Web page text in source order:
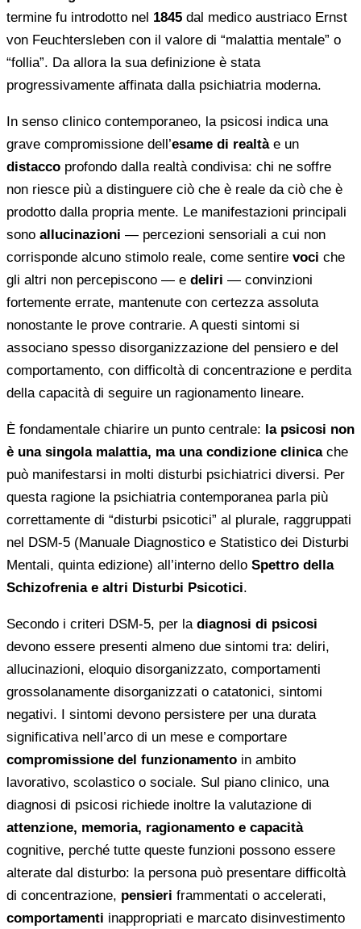
termine fu introdotto nel 1845 dal medico austriaco Ernst
von Feuchtersleben con il valore di “malattia mentale” o
“follia”. Da allora la sua definizione è stata
progressivamente affinata dalla psichiatria moderna.
In senso clinico contemporaneo, la psicosi indica una
grave compromissione dell’esame di realtàe un
distacco profondo dalla realtà condivisa: chi ne soffre
non riesce più a distinguere ciò che è reale da ciò che è
prodotto dalla propria mente. Le manifestazioni principali
sono allucinazioni — percezioni sensoriali a cui non
corrisponde alcuno stimolo reale, come sentire voci che
gli altri non percepiscono — e deliri — convinzioni
fortemente errate, mantenute con certezza assoluta
nonostante le prove contrarie. A questi sintomi si
associano spesso disorganizzazione del pensiero e del
comportamento, con difficoltà di concentrazione e perdita
della capacità di seguire un ragionamento lineare.
È fondamentale chiarire un punto centrale: la psicosi non
è una singola malattia, ma una condizione clinicache
può manifestarsi in molti disturbi psichiatrici diversi. Per
questa ragione la psichiatria contemporanea parla più
correttamente di “disturbi psicotici” al plurale, raggruppati
nel DSM-5 (Manuale Diagnostico e Statistico dei Disturbi
Mentali, quinta edizione) all’interno dello Spettro della
Schizofrenia e altri Disturbi Psicotici.
Secondo i criteri DSM-5, per la diagnosi di psicosi
devono essere presenti almeno due sintomi tra: deliri,
allucinazioni, eloquio disorganizzato, comportamenti
grossolanamente disorganizzati o catatonici, sintomi
negativi. I sintomi devono persistere per una durata
significativa nell’arco di un mese e comportare
compromissione del funzionamento in ambito
lavorativo, scolastico o sociale. Sul piano clinico, una
diagnosi di psicosi richiede inoltre la valutazione di
attenzione, memoria, ragionamento e capacità
cognitive, perché tutte queste funzioni possono essere
alterate dal disturbo: la persona può presentare difficoltà
di concentrazione, pensieri frammentati o accelerati,
comportamenti inappropriati e marcato disinvestimento